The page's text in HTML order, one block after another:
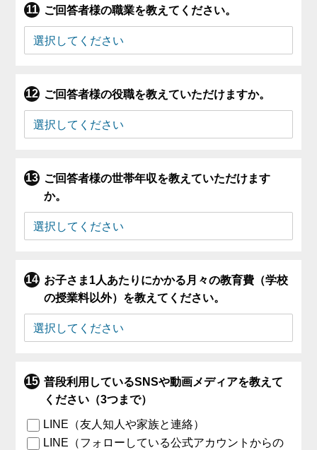
ご回答者様の職業を教えてください。
ご回答者様の役職を教えていただけますか。
ご回答者様の世帯年収を教えていただけます
か。
お子さま1人あたりにかかる月々の教育費（学校
の授業料以外）を教えてください。
普段利用しているSNSや動画メディアを教えて
ください（3つまで）
LINE（友人知人や家族と連絡）
LINE（フォローしている公式アカウントからの